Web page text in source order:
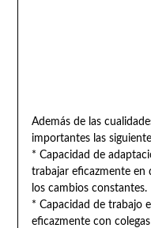
Además de las
importantes las
* Capacidad de
trabajar eficazmente en
los cambios constantes.
* Capacidad de trabajo
eficazmente con